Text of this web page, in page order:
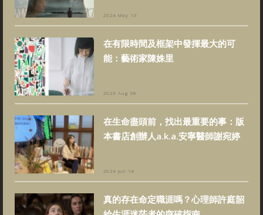
2024 May 13
在有限時間及框架中發揮最大的可
能：藝術家陳姝里
2023 Aug 08
在生命盡頭前，找出最重要的事：版
本書店創辦人a.k.a.安寧醫師謝宛婷
2024 Jun 14
真的存在命定職涯嗎？心理師許庭韶